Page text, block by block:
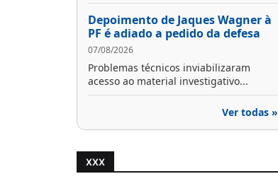
Depoimento de Jaques Wagner à
PF é adiado a pedido da defesa
07/08/2026
Problemas técnicos inviabilizaram
acesso ao material investigativo...
Ver todas »
XXX